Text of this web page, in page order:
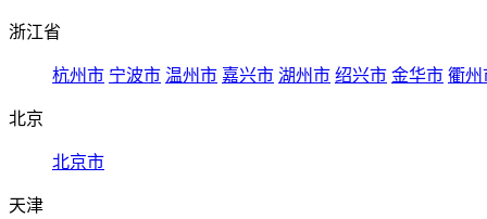
浙江省
杭州市 宁波市 温州市 嘉兴市 湖州市 绍兴市 金华市 衢州
北京
北京市
天津